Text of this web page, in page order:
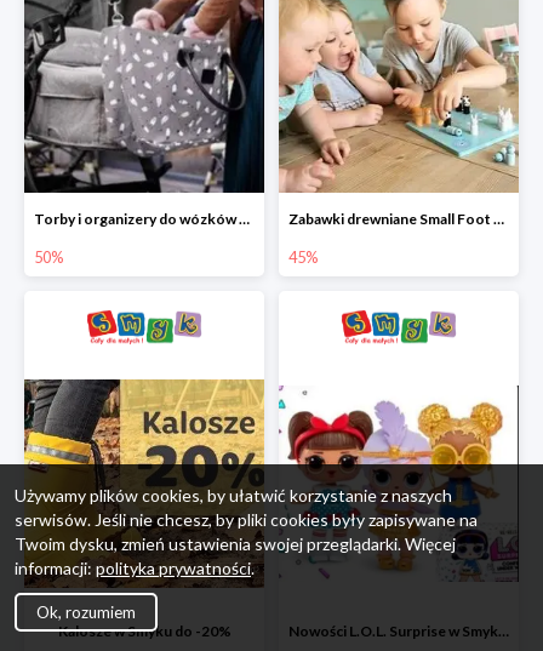
Torby i organizery do wózków w Smyku do -50%
50%
Zabawki drewniane Small Foot do -45%
45%
Kalosze w Smyku do -20% Nowości L.O.L. Surprise w Smyku do -45%
Używamy plików cookies, by ułatwić korzystanie z naszych
serwisów. Jeśli nie chcesz, by pliki cookies były zapisywane na
Twoim dysku, zmień ustawienia swojej przeglądarki. Więcej
informacji: polityka prywatności.
Ok, rozumiem